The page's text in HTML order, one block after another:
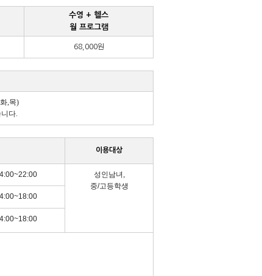
수영 + 헬스
월 프로그램
68,000원
,목)
다.
이용대상
성인남녀,
중/고등학생